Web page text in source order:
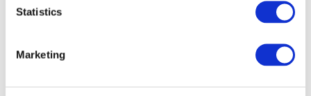
Statistics
Marketing